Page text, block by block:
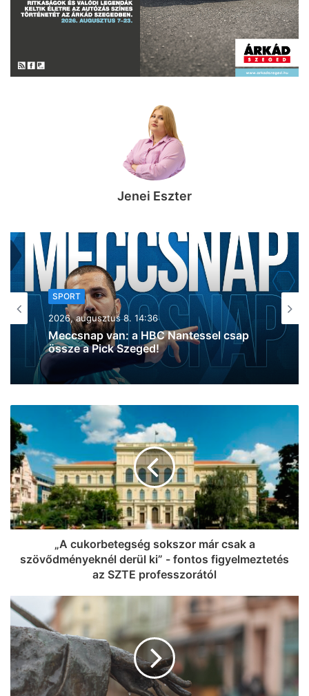
Jenei Eszter
SPORT
2026, augusztus 7. 15:56
Hatalmas szegedi siker: ezüstérmes lett
a szegedi Jákó Miriam az U23-as
sportlövő Eb-n (fotók)
„A cukorbetegség sokszor már csak a
szövődményeknél derül ki” - fontos figyelmeztetés
az SZTE professzorától